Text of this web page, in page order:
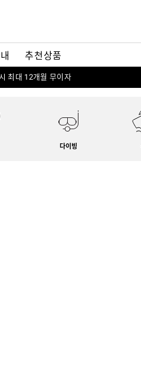
추천상품
최대 12개월 무이자
다이빙